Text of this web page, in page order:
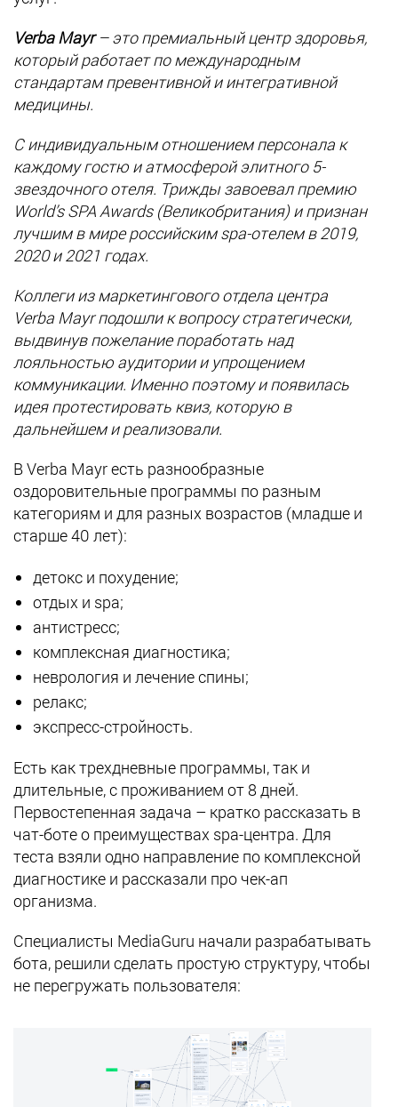
Verba Mayr– это премиальный центр здоровья,
который работает по международным
стандартам превентивной и интегративной
медицины.
С индивидуальным отношением персонала к
каждому гостю и атмосферой элитного 5-
звездочного отеля. Трижды завоевал премию
World’s SPA Awards (Великобритания) и признан
лучшим в мире российским spa-отелем в 2019,
2020 и 2021 годах.
Коллеги из маркетингового отдела центра
Verba Mayr подошли к вопросу стратегически,
выдвинув пожелание поработать над
лояльностью аудитории и упрощением
коммуникации. Именно поэтому и появилась
идея протестировать квиз, которую в
дальнейшем и реализовали.
В Verba Mayr есть разнообразные
оздоровительные программы по разным
категориям и для разных возрастов (младше и
старше 40 лет):
детокс и похудение;
отдых и spa;
антистресс;
комплексная диагностика;
неврология и лечение спины;
релакс;
экспресс-стройность.
Есть как трехдневные программы, так и
длительные, с проживанием от 8 дней.
Первостепенная задача – кратко рассказать в
чат-боте о преимуществах spa-центра. Для
теста взяли одно направление по комплексной
диагностике и рассказали про чек-ап
организма.
Специалисты MediaGuru начали разрабатывать
бота, решили сделать простую структуру, чтобы
не перегружать пользователя: